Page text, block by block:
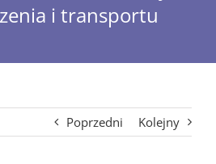
i transportu
Poprzedni Kolejny